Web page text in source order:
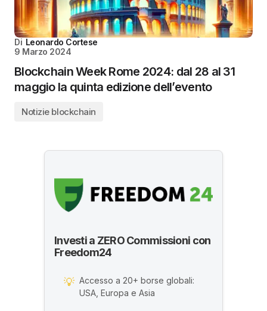
Di Leonardo Cortese
9 Marzo 2024
Blockchain Week Rome 2024: dal 28 al 31
maggio la quinta edizione dell’evento
Notizie blockchain
Investi a ZERO Commissioni con
Freedom24
💡 Accesso a 20+ borse globali:
USA, Europa e Asia